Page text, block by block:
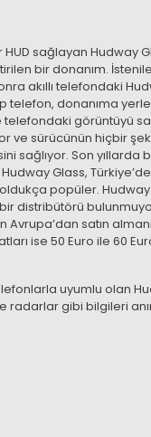
sağlayan Hudway
bir donanım.
akıllı telefondaki
telefon, donanıma
telefondaki görüntüyü
ve sürücünün hiçbir
sağlıyor. Son yıllarda
Glass,
popüler. Hudway
distribütörü
Avrupa’dan satın
ise 50 Euro ile 60
uyumlu olan
radarlar gibi bilgileri